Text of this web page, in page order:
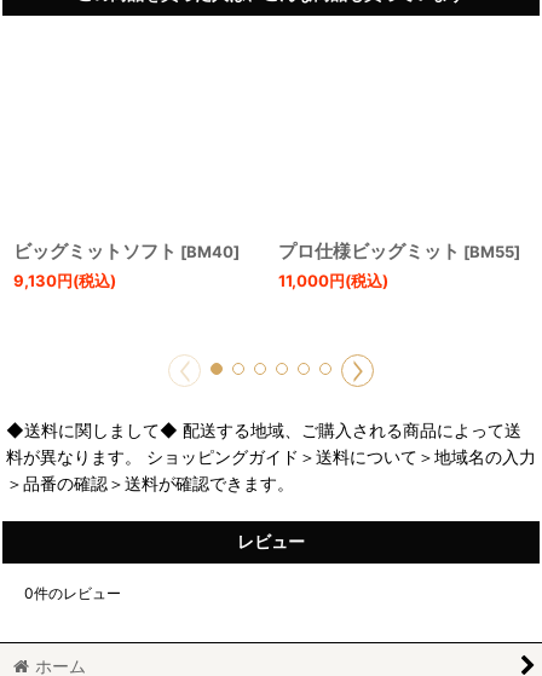
ビッグミットソフト [BM40]
9,130円(税込)
プロ仕様ビッグミット [BM55]
11,000円(税込)
◆送料に関しまして◆ 配送する地域、ご購入される商品によって送
料が異なります。 ショッピングガイド＞送料について＞地域名の入力
＞品番の確認＞送料が確認できます。
レビュー
0件のレビュー
ホーム